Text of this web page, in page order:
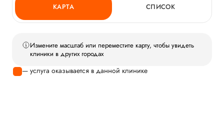
КАРТА СПИСОК
Измените масштаб или переместите карту, чтобы увидеть
клиники в других городах
— услуга оказывается в данной клинике